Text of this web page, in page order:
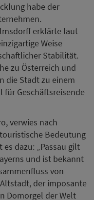
habe der
erklärte laut
Weise
Stabilität.
zu Österreich und
die Stadt zu einem
Geschäftsreisende
verwies nach
Bedeutung
dazu: „Passau gilt
und ist bekannt
von
der imposante
Domorgel der Welt